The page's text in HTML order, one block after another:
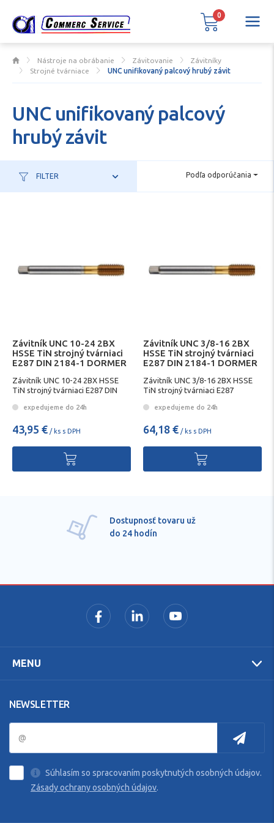
Nástroje na obrábanie Závitovanie
Závitníky
Strojné tvárniace
UNC unifikovaný palcový hrubý závit
UNC unifikovaný palcový
hrubý závit
FILTER Podľa odporúčania
Závitník UNC 10-24 2BX
HSSE TiN strojný tvárniaci
E287 DIN 2184-1 DORMER
Závitník UNC 10-24 2BX HSSE
TiN strojný tvárniaci E287 DIN
expedujeme do 24h
43,95 € / ks s DPH
Závitník UNC 3/8-16 2BX
HSSE TiN strojný tvárniaci
E287 DIN 2184-1 DORMER
Závitník UNC 3/8-16 2BX HSSE
TiN strojný tvárniaci E287
expedujeme do 24h
64,18 € / ks s DPH
Dostupnosť tovaru už
do 24 hodín
MENU
NEWSLETTER
Súhlasím so spracovaním poskytnutých osobných údajov.
Zásady ochrany osobných údajov.
0